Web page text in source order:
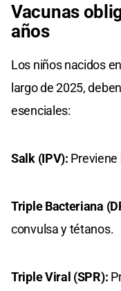
Vacunas
años
Los niños nacidos
largo de 2025,
esenciales:
Salk (IPV): Previene
Triple Bacteriana
convulsa y tétanos.
Triple Viral (SPR):